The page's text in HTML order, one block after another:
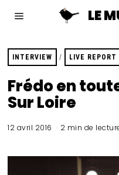
LE
INTERVIEW / LIVE REPORT
Frédo en
Sur Loire
12 avril 2016 2 min de